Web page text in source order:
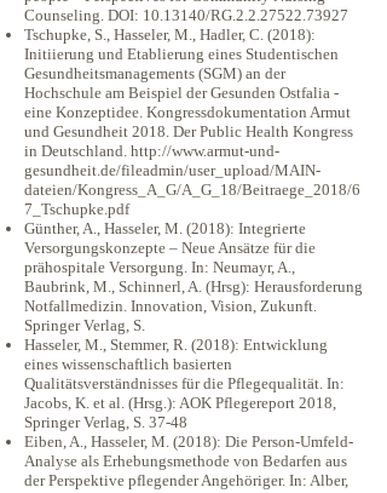
Counseling. DOI: 10.13140/RG.2.2.27522.73927
Tschupke, S., Hasseler, M., Hadler, C. (2018):
Initiierung und Etablierung eines Studentischen
Gesundheitsmanagements (SGM) an der
Hochschule am Beispiel der Gesunden Ostfalia -
eine Konzeptidee. Kongressdokumentation Armut
und Gesundheit 2018. Der Public Health Kongress
in Deutschland. http://www.armut-und-
gesundheit.de/fileadmin/user_upload/MAIN-
dateien/Kongress_A_G/A_G_18/Beitraege_2018/6
7_Tschupke.pdf
Günther, A., Hasseler, M. (2018): Integrierte
Versorgungskonzepte – Neue Ansätze für die
prähospitale Versorgung. In: Neumayr, A.,
Baubrink, M., Schinnerl, A. (Hrsg): Herausforderung
Notfallmedizin. Innovation, Vision, Zukunft.
Springer Verlag, S.
Hasseler, M., Stemmer, R. (2018): Entwicklung
eines wissenschaftlich basierten
Qualitätsverständnisses für die Pflegequalität. In:
Jacobs, K. et al. (Hrsg.): AOK Pflegereport 2018,
Springer Verlag, S. 37-48
Eiben, A., Hasseler, M. (2018): Die Person-Umfeld-
Analyse als Erhebungsmethode von Bedarfen aus
der Perspektive pflegender Angehöriger. In: Alber,